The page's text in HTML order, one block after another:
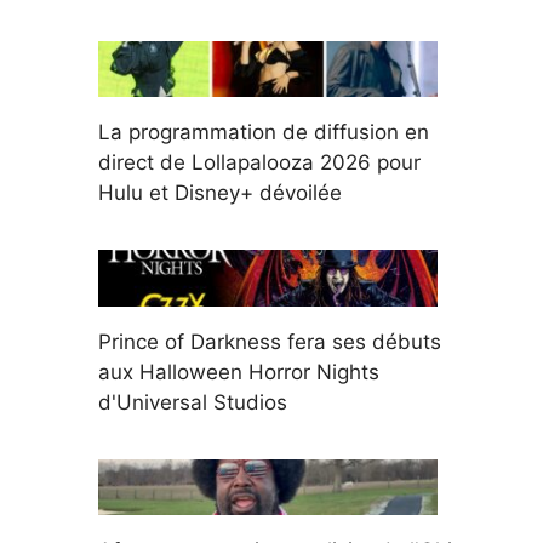
La programmation de diffusion en
direct de Lollapalooza 2026 pour
Hulu et Disney+ dévoilée
Prince of Darkness fera ses débuts
aux Halloween Horror Nights
d'Universal Studios